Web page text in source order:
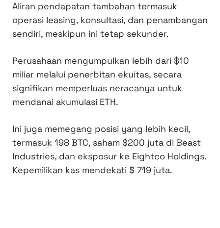
Aliran pendapatan tambahan termasuk
operasi leasing, konsultasi, dan penambangan
sendiri, meskipun ini tetap sekunder.
Perusahaan mengumpulkan lebih dari $10
miliar melalui penerbitan ekuitas, secara
signifikan memperluas neracanya untuk
mendanai akumulasi ETH.
Ini juga memegang posisi yang lebih kecil,
termasuk 198 BTC, saham $200 juta di Beast
Industries, dan eksposur ke Eightco Holdings.
Kepemilikan kas mendekati $ 719 juta.